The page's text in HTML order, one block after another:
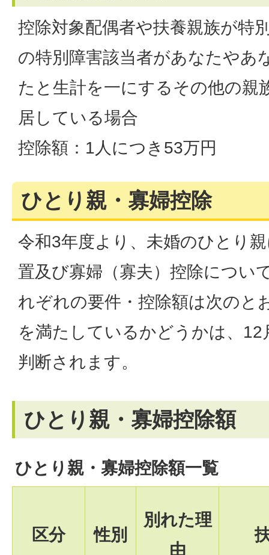
控除対象配偶者や扶養親族が特
の特別障害該当者があなたやあ
たと生計を一にするその他の親
居している場合
控除額：1人につき53万円
ひとり親・寡婦控除
令和3年度より、未婚のひとり
置及び寡婦（寡夫）控除につい
れぞれの要件・控除額は次のと
を満たしているかどうかは、12
判断されます。
ひとり親・寡婦控除額
ひとり親・寡婦控除額一覧
区分 性別
別れた理
由